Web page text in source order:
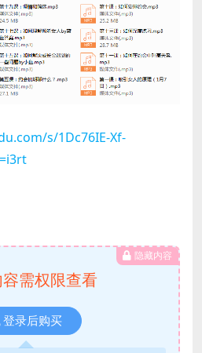
s/1Dc76IE-Xf-
隐藏内容
需权限查看
登录后购买